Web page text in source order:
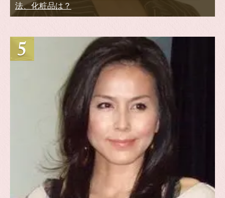
法、化粧品は？